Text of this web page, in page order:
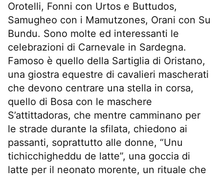
Orotelli, Fonni con Urtos e Buttudos,
Samugheo con i Mamutzones, Orani con Su
Bundu. Sono molte ed interessanti le
celebrazioni di Carnevale in Sardegna.
Famoso è quello della Sartiglia di Oristano,
una giostra equestre di cavalieri mascherati
che devono centrare una stella in corsa,
quello di Bosa con le maschere
S’attittadoras, che mentre camminano per
le strade durante la sfilata, chiedono ai
passanti, soprattutto alle donne, “Unu
tichicchigheddu de latte”, una goccia di
latte per il neonato morente, un rituale che